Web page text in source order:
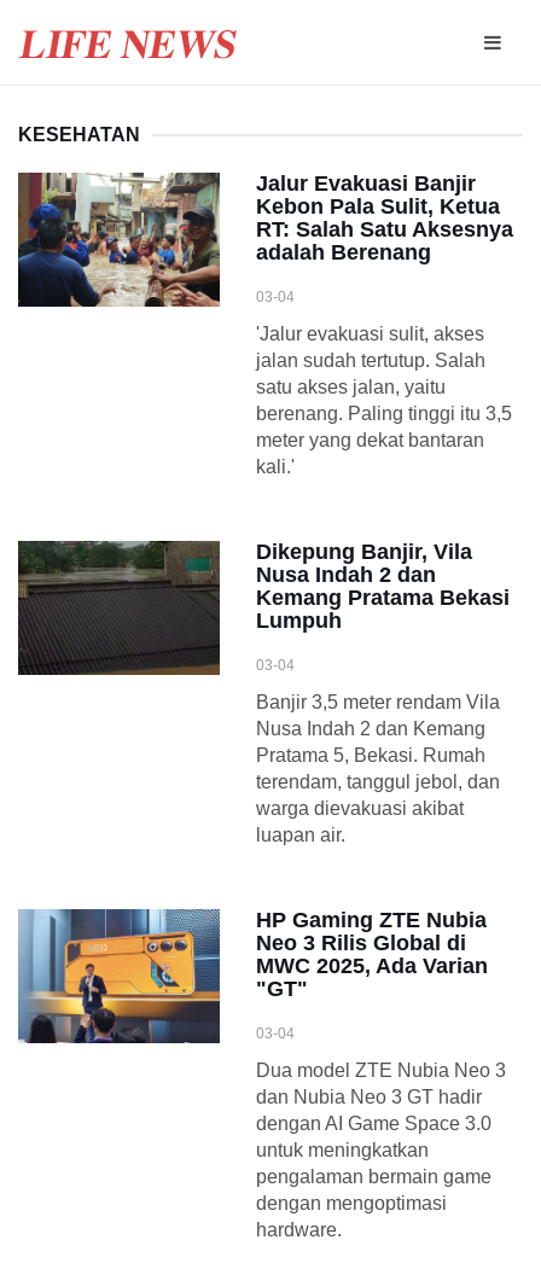
KESEHATAN
Jalur Evakuasi Banjir
Kebon Pala Sulit, Ketua
RT: Salah Satu Aksesnya
adalah Berenang
03-04
'Jalur evakuasi sulit, akses
jalan sudah tertutup. Salah
satu akses jalan, yaitu
berenang. Paling tinggi itu 3,5
meter yang dekat bantaran
kali.'
Dikepung Banjir, Vila
Nusa Indah 2 dan
Kemang Pratama Bekasi
Lumpuh
03-04
Banjir 3,5 meter rendam Vila
Nusa Indah 2 dan Kemang
Pratama 5, Bekasi. Rumah
terendam, tanggul jebol, dan
warga dievakuasi akibat
luapan air.
HP Gaming ZTE Nubia
Neo 3 Rilis Global di
MWC 2025, Ada Varian
"GT"
03-04
Dua model ZTE Nubia Neo 3
dan Nubia Neo 3 GT hadir
dengan AI Game Space 3.0
untuk meningkatkan
pengalaman bermain game
dengan mengoptimasi
hardware.